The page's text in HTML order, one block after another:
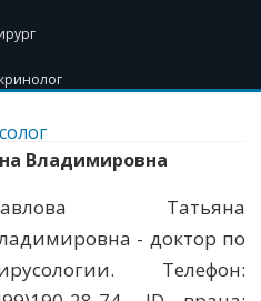
Перейти
содержимому
Владимировна
Татьяна
- доктор по
Телефон: